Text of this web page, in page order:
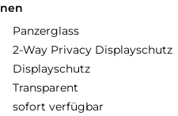
Panzerglass
2-Way Privacy Displayschutz
Displayschutz
Transparent
sofort verfügbar